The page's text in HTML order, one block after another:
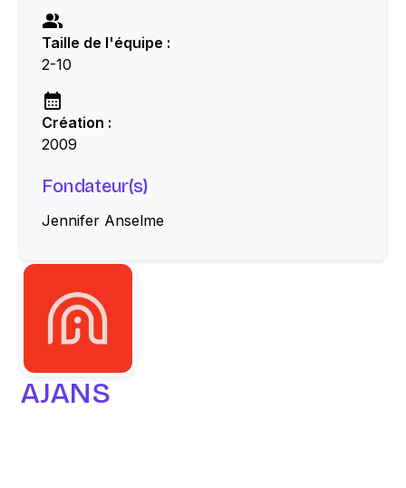
AJANS
Taille de l'équipe :
2-10
Création :
2009
Fondateur(s)
Jennifer Anselme